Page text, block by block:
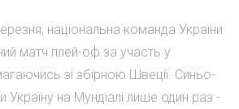
національна команда України
матч плей-оф за участь у
зі збірною Швеції. Синьо-
Україну на Мундіалі лише один раз -